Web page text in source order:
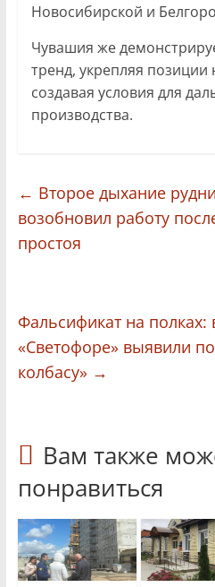
Новосибирской и
Чувашия же
тренд, укрепляя
создавая условия для
производства.
← Второе дыхание
возобновил работу
простоя
Фальсификат на
«Светофоре» выявили
колбасу» →
Вам также
понравиться